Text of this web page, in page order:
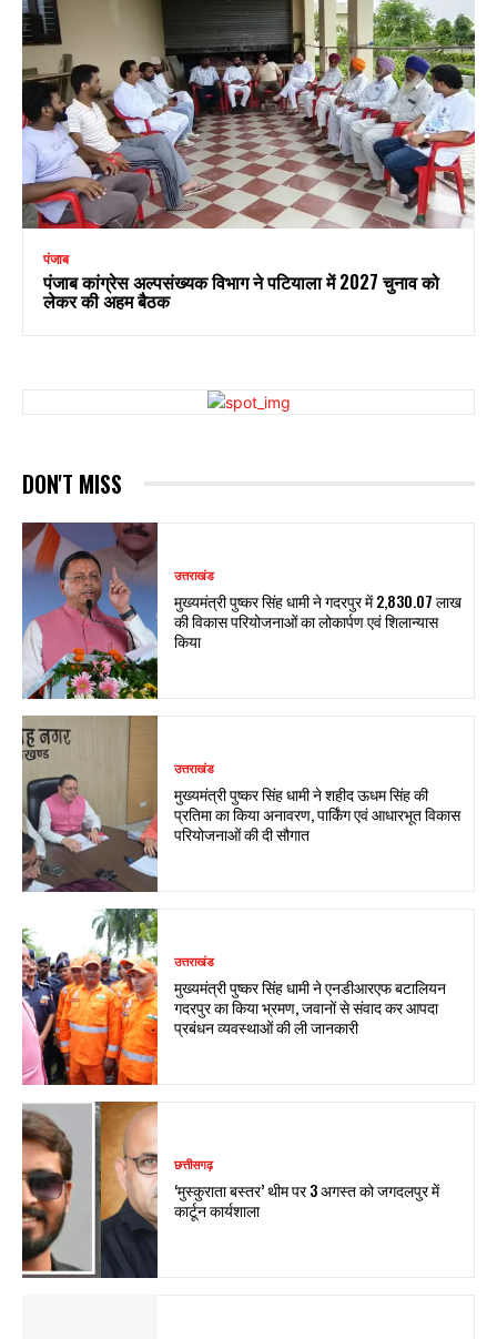
पंजाब
पंजाब कांग्रेस अल्पसंख्यक विभाग ने पटियाला में 2027 चुनाव को
लेकर की अहम बैठक
DON'T MISS
उत्तराखंड
मुख्यमंत्री पुष्कर सिंह धामी ने गदरपुर में ₹2,830.07 लाख
की विकास परियोजनाओं का लोकार्पण एवं शिलान्यास
किया
उत्तराखंड
मुख्यमंत्री पुष्कर सिंह धामी ने शहीद ऊधम सिंह की
प्रतिमा का किया अनावरण, पार्किंग एवं आधारभूत विकास
परियोजनाओं की दी सौगात
उत्तराखंड
मुख्यमंत्री पुष्कर सिंह धामी ने एनडीआरएफ बटालियन
गदरपुर का किया भ्रमण, जवानों से संवाद कर आपदा
प्रबंधन व्यवस्थाओं की ली जानकारी
छत्तीसगढ़
‘मुस्कुराता बस्तर’ थीम पर 3 अगस्त को जगदलपुर में
कार्टून कार्यशाला